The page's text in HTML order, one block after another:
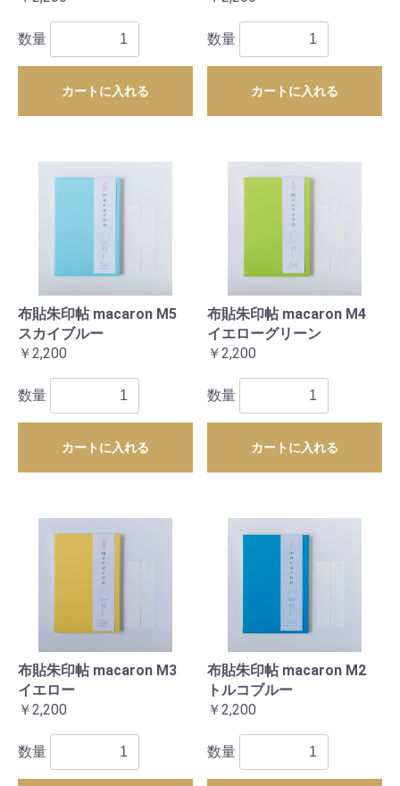
数量
カートに入れる
数量
カートに入れる
布貼朱印帖 macaron M5
スカイブルー
￥2,200
数量
カートに入れる
布貼朱印帖 macaron M4
イエローグリーン
￥2,200
数量
カートに入れる
布貼朱印帖 macaron M3
イエロー
￥2,200
数量
布貼朱印帖 macaron M2
トルコブルー
￥2,200
数量